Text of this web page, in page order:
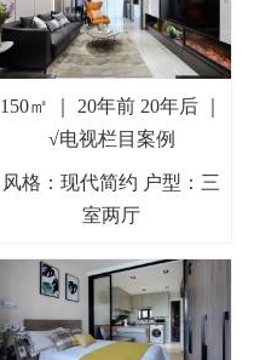
150㎡ ｜ 20年前 20年后 ｜
√电视栏目案例
风格：现代简约 户型：三
室两厅